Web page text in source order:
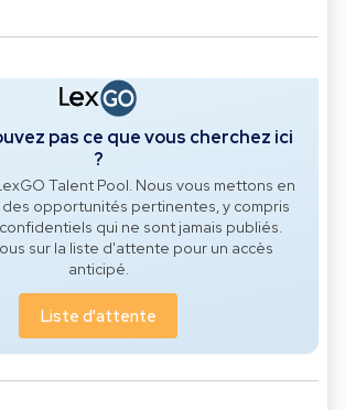
pas ce que vous cherchez ici
?
Talent Pool. Nous vous mettons en
opportunités pertinentes, y compris
qui ne sont jamais publiés.
sur la liste d'attente pour un accès
anticipé.
Liste d'attente